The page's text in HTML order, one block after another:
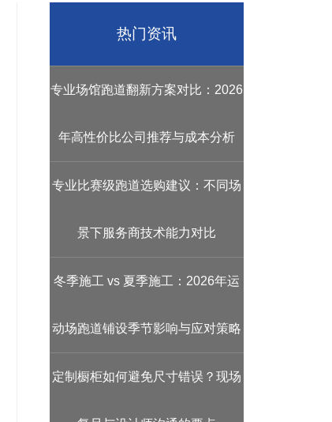
热门资讯
专业场馆跑道翻新方案对比：2026
年高性价比公司推荐与成本分析
专业比赛级跑道选购建议：不同场
景下服务商技术能力对比
冬季施工 vs 夏季施工：2026年运
动场跑道铺设季节影响与应对策略
定制橱柜如何避免尺寸错误？现场